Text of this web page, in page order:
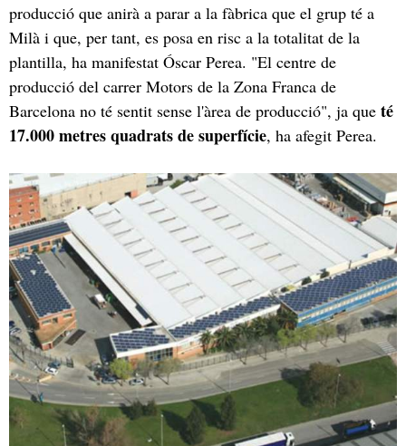
producció que anirà a parar a la fàbrica que el grup té a
Milà i que, per tant, es posa en risc a la totalitat de la
plantilla, ha manifestat Óscar Perea. "El centre de
producció del carrer Motors de la Zona Franca de
Barcelona no té sentit sense l'àrea de producció", ja que té
17.000 metres quadrats de superfície, ha afegit Perea.